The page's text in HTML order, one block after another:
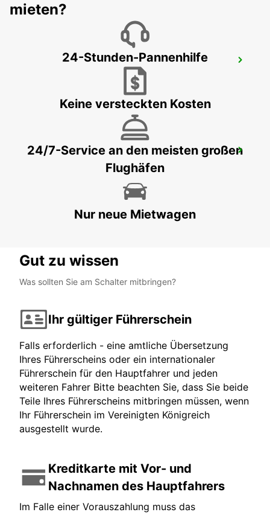
TOULOUSER FLUGHAFEN
FIGEAC
mieten?
24-Stunden-Pannenhilfe
Keine versteckten Kosten
24/7-Service an den meisten großen
Flughäfen
Nur neue Mietwagen
Gut zu wissen
Was sollten Sie am Schalter mitbringen?
Ihr gültiger Führerschein
Falls erforderlich - eine amtliche Übersetzung
Ihres Führerscheins oder ein internationaler
Führerschein für den Hauptfahrer und jeden
weiteren Fahrer Bitte beachten Sie, dass Sie beide
Teile Ihres Führerscheins mitbringen müssen, wenn
Ihr Führerschein im Vereinigten Königreich
ausgestellt wurde.
Kreditkarte mit Vor- und
Nachnamen des Hauptfahrers
Im Falle einer Vorauszahlung muss das